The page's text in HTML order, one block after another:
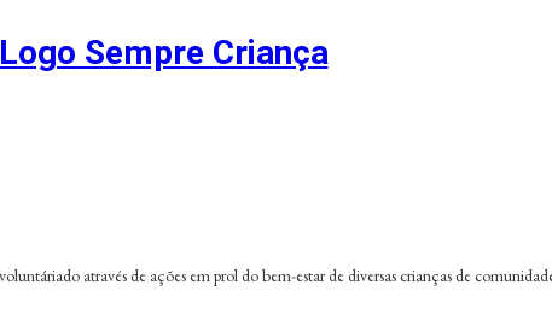
através de ações em prol do bem-estar de diversas crianças de